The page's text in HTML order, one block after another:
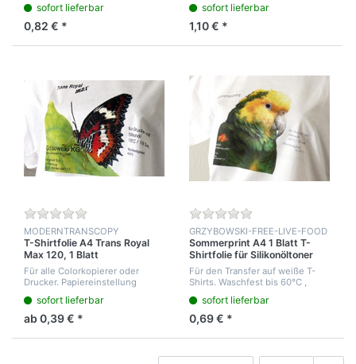
Nachpressen maximaler Druck
30sek. Gute Feinwaschfestigkeit
bei 40°C
sofort lieferbar
0,82 € *
Nachpressen maximaler Druck
30sek. Gute Feinwaschfestigkeit
bei 40°C
sofort lieferbar
1,10 € *
MODERNTRANSCOPY
T-Shirtfolie A4 Trans Royal
Max 120, 1 Blatt
Für alle Colorkopierer oder
Drucker. Papiereinstellung
mit professionellen T-
Shirtpressen auf weiße T-Shirts.
Waschfest bis 6...
sofort lieferbar
ab 0,39 € *
GRZYBOWSKI-FREE-LIVE-FOOD
Sommerprint A4 1 Blatt T-
Shirtfolie für Silikonöltoner
Für den Transfer auf weiße T-
Shirts. Waschfest bis 60°C ,
Kassette. Der Rückseitendruck
hat ein graues Raster.
Waschfestigkeit b...
sofort lieferbar
0,69 € *